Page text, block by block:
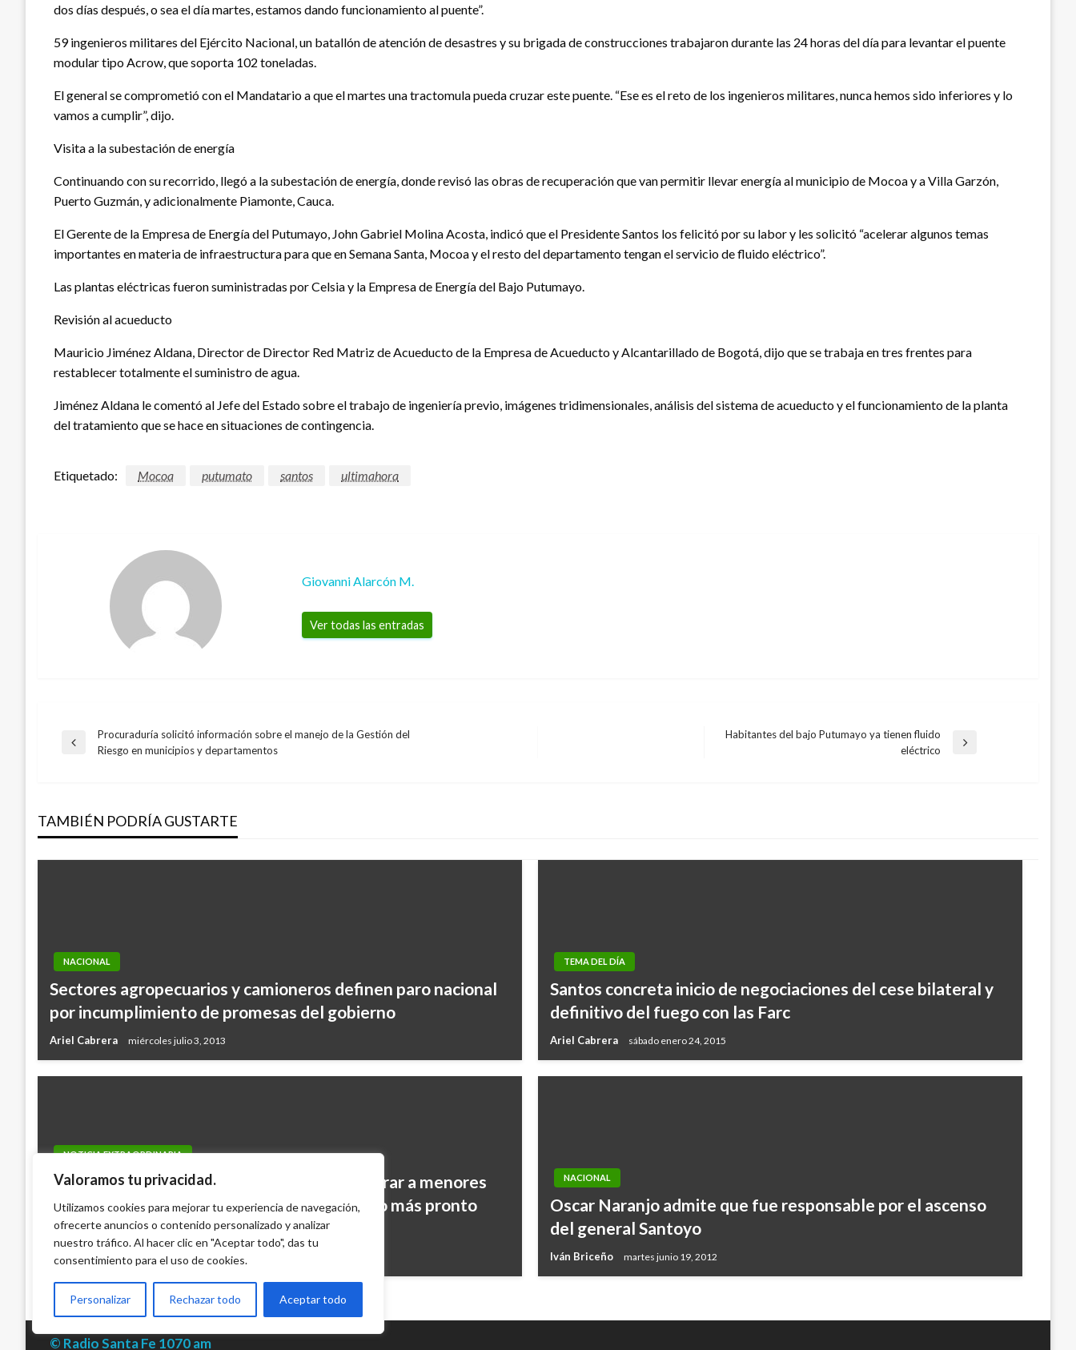
Valoramos tu privacidad.
Utilizamos cookies para mejorar tu experiencia de navegación,
ofrecerte anuncios o contenido personalizado y analizar
nuestro tráfico. Al hacer clic en "Aceptar todo", das tu
consentimiento para el uso de cookies.
Personalizar Rechazar todo Aceptar todo
dos días después, o sea el día martes, estamos dando funcionamiento al puente”.
59 ingenieros militares del Ejército Nacional, un batallón de atención de desastres y su brigada de construcciones trabajaron durante las 24 horas del día para levantar el puente
modular tipo Acrow, que soporta 102 toneladas.
El general se comprometió con el Mandatario a que el martes una tractomula pueda cruzar este puente. “Ese es el reto de los ingenieros militares, nunca hemos sido inferiores y lo
vamos a cumplir”, dijo.
Visita a la subestación de energía
Continuando con su recorrido, llegó a la subestación de energía, donde revisó las obras de recuperación que van permitir llevar energía al municipio de Mocoa y a Villa Garzón,
Puerto Guzmán, y adicionalmente Piamonte, Cauca.
El Gerente de la Empresa de Energía del Putumayo, John Gabriel Molina Acosta, indicó que el Presidente Santos los felicitó por su labor y les solicitó “acelerar algunos temas
importantes en materia de infraestructura para que en Semana Santa, Mocoa y el resto del departamento tengan el servicio de fluido eléctrico”.
Las plantas eléctricas fueron suministradas por Celsia y la Empresa de Energía del Bajo Putumayo.
Revisión al acueducto
Mauricio Jiménez Aldana, Director de Director Red Matriz de Acueducto de la Empresa de Acueducto y Alcantarillado de Bogotá, dijo que se trabaja en tres frentes para
restablecer totalmente el suministro de agua.
Jiménez Aldana le comentó al Jefe del Estado sobre el trabajo de ingeniería previo, imágenes tridimensionales, análisis del sistema de acueducto y el funcionamiento de la planta
del tratamiento que se hace en situaciones de contingencia.
Etiquetado: Mocoa putumato santos ultimahora
Giovanni Alarcón M.
Ver todas las entradas
Navegación
entradas
Entrada
Procuraduría solicitó información sobre el manejo de la Gestión del
Riesgo en municipios y departamentos
Habitantes del bajo Putumayo ya tienen fluido
eléctrico
TAMBIÉN PODRÍA GUSTARTE
NACIONAL
Sectores agropecuarios y camioneros definen paro nacional
por incumplimiento de promesas del gobierno
Ariel Cabrera miércoles julio 3, 2013
TEMA DEL DÍA
Santos concreta inicio de negociaciones del cese bilateral y
definitivo del fuego con las Farc
Ariel Cabrera sábado enero 24, 2015
NOTICIA EXTRAORDINARIA
ONU celebra compromiso de las Farc de liberar a menores
reclutados a la fuerza y espera que lo haga lo más pronto
posible
Ariel Cabrera viernes noviembre 6, 2015
NACIONAL
Oscar Naranjo admite que fue responsable por el ascenso
del general Santoyo
Iván Briceño martes junio 19, 2012
© Radio Santa Fe 1070 am